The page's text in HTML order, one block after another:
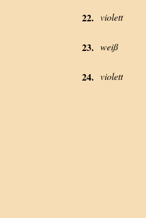
22. violett
23. weiß
24. violett